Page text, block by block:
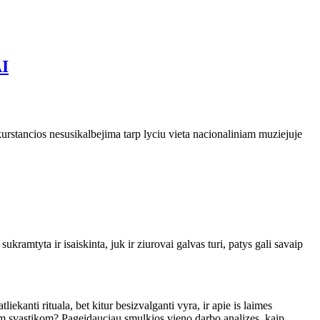
nesusikalbejima tarp lyciu vieta nacionaliniam muziejuje
ir isaiskinta, juk ir ziurovai galvas turi, patys gali savaip
rituala, bet kitur besizvalganti vyra, ir apie is laimes